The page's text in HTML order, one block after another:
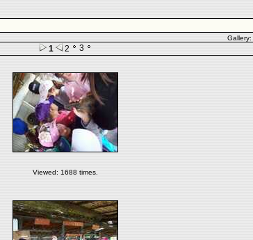
Gallery:
1 2 3
Viewed: 1688 times.